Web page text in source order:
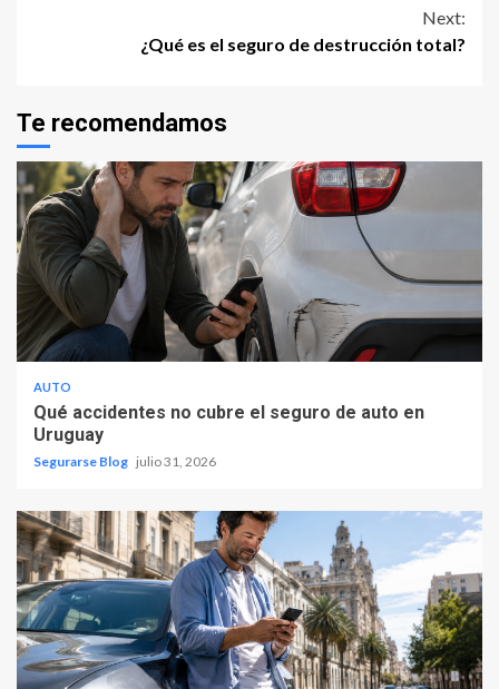
Next:
¿Qué es el seguro de destrucción total?
Te recomendamos
AUTO
Qué accidentes no cubre el seguro de auto en
Uruguay
Segurarse Blog julio 31, 2026